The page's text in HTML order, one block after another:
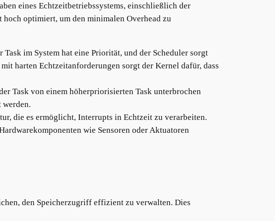
eines Echtzeitbetriebssystems, einschließlich der
optimiert, um den minimalen Overhead zu
im System hat eine Priorität, und der Scheduler sorgt
harten Echtzeitanforderungen sorgt der Kernel dafür, dass
Task von einem höherpriorisierten Task unterbrochen
werden.
die es ermöglicht, Interrupts in Echtzeit zu verarbeiten.
wie Sensoren oder Aktuatoren
den Speicherzugriff effizient zu verwalten. Dies